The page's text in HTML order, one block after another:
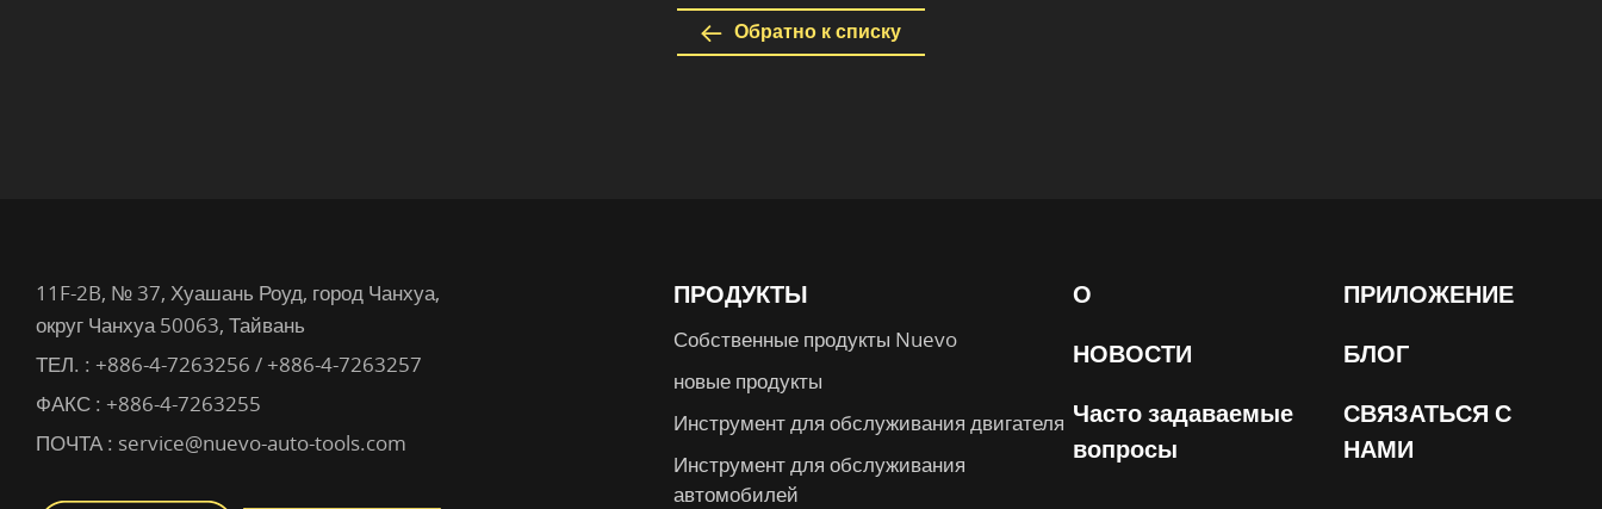
Обратно к списку
ПРОДУКТЫ
Собственные продукты Nuevo
новые продукты
Инструмент для обслуживания двигателя
Инструмент для обслуживания
автомобилей
О
ПРИЛОЖЕНИЕ
НОВОСТИ
БЛОГ
Часто задаваемые
вопросы
СВЯЗАТЬСЯ С
НАМИ
11F-2B, № 37, Хуашань Роуд, город Чанхуа,
округ Чанхуа 50063, Тайвань
ТЕЛ. : +886-4-7263256 / +886-4-7263257
ФАКС : +886-4-7263255
ПОЧТА : service@nuevo-auto-tools.com